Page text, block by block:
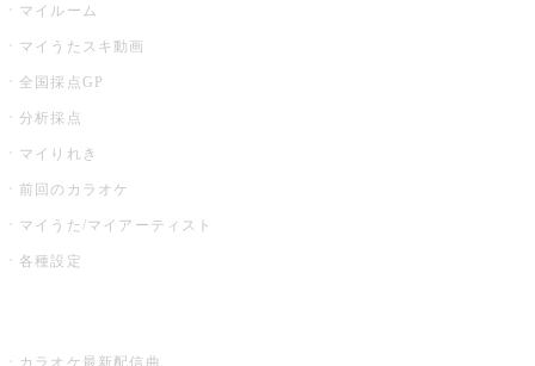
マイルーム
マイうたスキ動画
全国採点GP
分析採点
マイりれき
前回のカラオケ
マイうた/マイアーティスト
各種設定
カラオケ最新配信曲